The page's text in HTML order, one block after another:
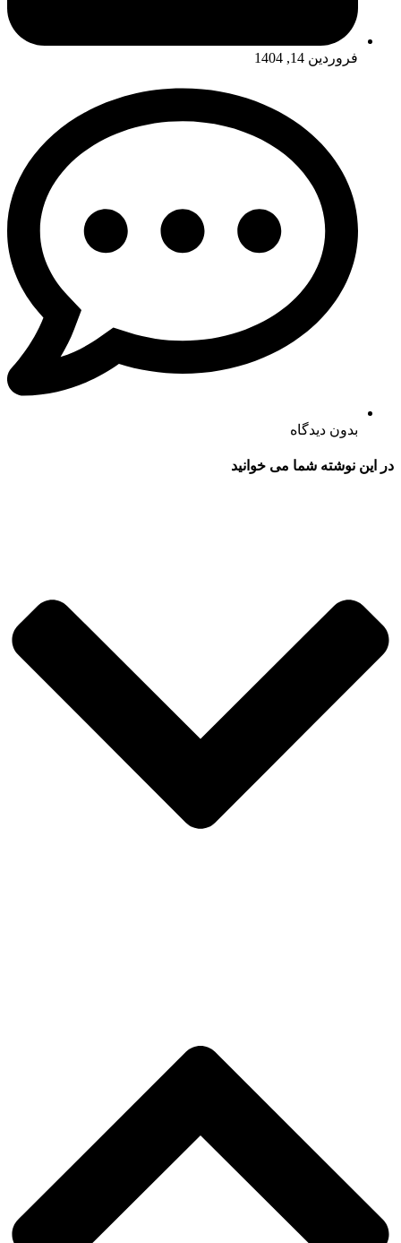
فروردین 14, 1404
بدون دیدگاه
در این نوشته شما می خوانید